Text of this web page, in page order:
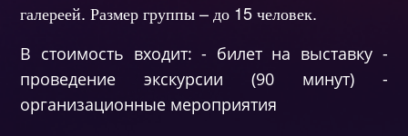
галереей. Размер группы – до 15 человек.
В стоимость входит: - билет на выставку -
проведение экскурсии (90 минут) -
организационные мероприятия